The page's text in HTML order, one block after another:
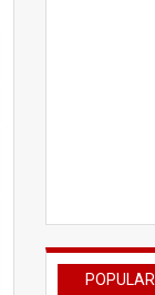
POPULAR